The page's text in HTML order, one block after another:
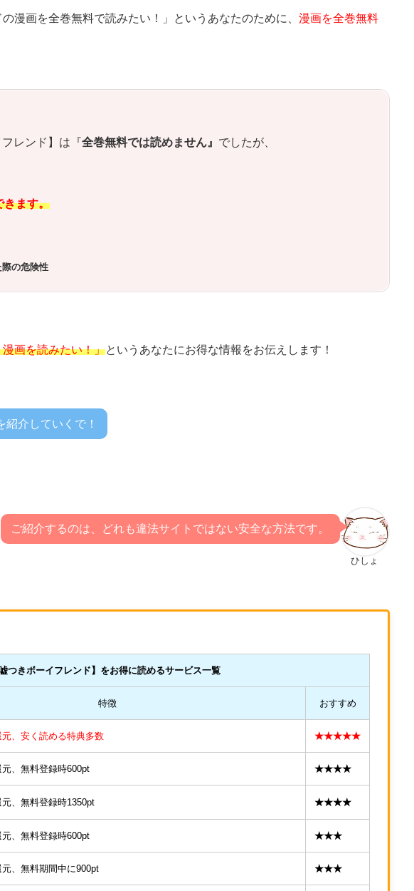
漫画を全巻無料で読みたい！」というあなたのために、漫画を全巻無料
レンド】は『全巻無料では読めません』 でしたが、
きます。
の危険性
画を読みたい！」というあなたにお得な情報をお伝えします！
介していくで！
ひしょ
ご紹介するのは、どれも違法サイトではない安全な方法です。
嘘つきボーイフレンド 】をお得に読めるサービス一覧
特徴 おすすめ
、安く読める特典多数 ★★★★★
、無料登録時600pt ★★★★
、無料登録時1350pt ★★★★
、無料登録時600pt ★★★
、無料期間中に900pt ★★★